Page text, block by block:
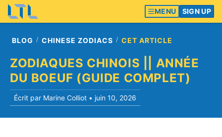
MENU SIGN UP
BLOG CHINESE ZODIACS CET ARTICLE
ZODIAQUES CHINOIS || ANNÉE
DU BOEUF (GUIDE COMPLET)
Écrit par Marine Colliot • juin 10, 2026